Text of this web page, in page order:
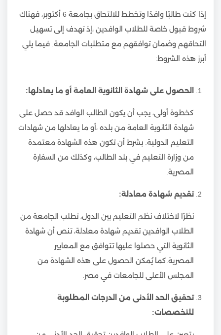
إذا كنت طالبًا وافدًا وتخطط للالتحاق بجامعة 6 أكتوبر، فهناك
شروط قبول خاصة للطلاب الوافدين ،إذ تهدف إلى تسهيل
التحاقهم وضمان توافقهم مع متطلبات الجامعة. فيما يلي
أبرز هذه الشروط:
الحصول على شهادة الثانوية العامة أو ما يعادلها:
كخطوة أولى، يجب أن يكون الطالب الوافد قد حصل على
شهادة الثانوية العامة من بلده ،أو ما يعادلها من شهادات
التعليم الدولية. بشرط أن تكون هذه الشهادة معتمدة
من وزارة التعليم في بلد الطالب، وكذلك من السفارة
المصرية.
تقديم شهادة معادلة:
نظرًا لاختلاف نظم التعليم بين الدول، تطلب الجامعة من
الطلاب الوافدين تقديم شهادة معادلة، تنص أن شهادة
الثانوية التي حصلوا عليها تتوافق مع المعايير
المصرية.كما يُمكن الحصول على هذه الشهادة من
المجلس الأعلى للجامعات في مصر.
تحقيق الحد الأدنى من الدرجات المطلوبة
للتخصصات: